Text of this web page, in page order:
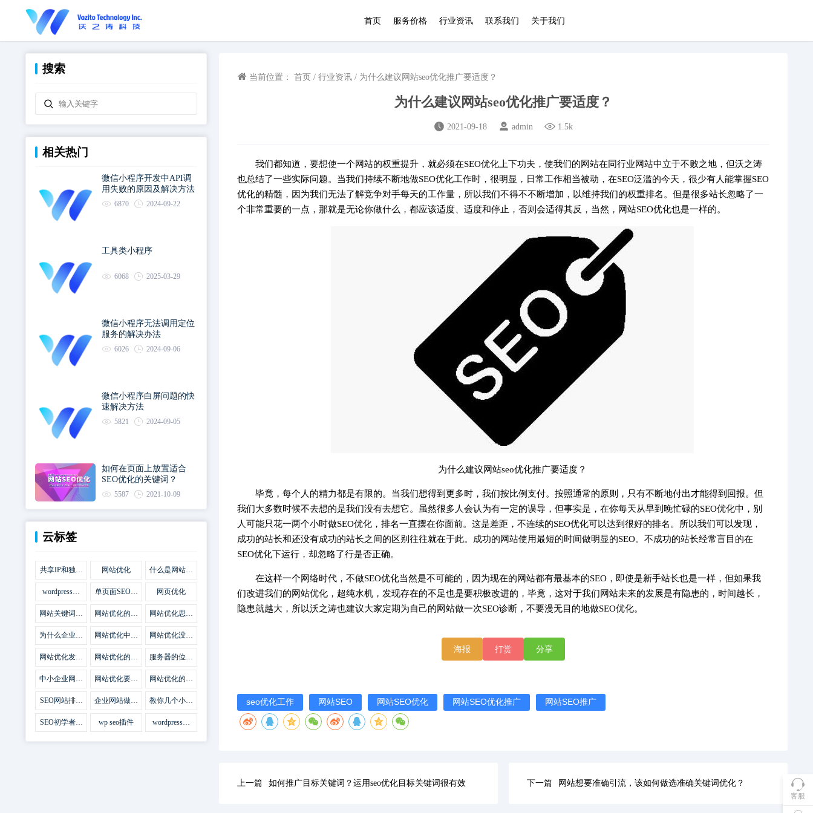
首页 服务价格 行业资讯 联系我们 关于我们
搜索
相关热门
微信小程序开发中API调
用失败的原因及解决方法
6870 2024-09-22
工具类小程序
6068 2025-03-29
微信小程序无法调用定位
服务的解决办法
6026 2024-09-06
微信小程序白屏问题的快
速解决方法
5821 2024-09-05
如何在页面上放置适合
SEO优化的关键词？
5587 2021-10-09
云标签
共享IP和独立
网站优化
什么是网站优
wordpress网
集插件
单页面SEO网
网页优化
网站关键词优
么
网站优化的误
网站优化思路
要
为什么企业网
网站SEO优
网站优化中关
干问题
网站优化没有
味道
网站优化发挥
网站优化的费
服务器的位置
影响
中小企业网站
法
网站优化要不
网站优化的逆
SEO网站排名
法宝
企业网站做好
势
教你几个小技
页优化
SEO初学者，
网站
wp seo插件
wordpress插
当前位置： 首页 / 行业资讯 / 为什么建议网站seo优化推广要适度？
为什么建议网站seo优化推广要适度？
2021-09-18 admin 1.5k
我们都知道，要想使一个网站的权重提升，就必须在SEO优化上下功夫，使我们的网站在同行业网站中立于不败之地，但沃之涛
也总结了一些实际问题。当我们持续不断地做SEO优化工作时，很明显，日常工作相当被动，在SEO泛滥的今天，很少有人能掌握SEO
优化的精髓，因为我们无法了解竞争对手每天的工作量，所以我们不得不不断增加，以维持我们的权重排名。但是很多站长忽略了一
个非常重要的一点，那就是无论你做什么，都应该适度、适度和停止，否则会适得其反，当然，网站SEO优化也是一样的。
为什么建议网站seo优化推广要适度？
毕竟，每个人的精力都是有限的。当我们想得到更多时，我们按比例支付。按照通常的原则，只有不断地付出才能得到回报。但
我们大多数时候不去想的是我们没有去想它。虽然很多人会认为有一定的误导，但事实是，在你每天从早到晚忙碌的SEO优化中，别
人可能只花一两个小时做SEO优化，排名一直摆在你面前。这是差距，不连续的SEO优化可以达到很好的排名。所以我们可以发现，
成功的站长和还没有成功的站长之间的区别往往就在于此。成功的网站使用最短的时间做明显的SEO。不成功的站长经常盲目的在
SEO优化下运行，却忽略了行是否正确。
在这样一个网络时代，不做SEO优化当然是不可能的，因为现在的网站都有最基本的SEO，即使是新手站长也是一样，但如果我
们改进我们的网站优化，超纯水机，发现存在的不足也是要积极改进的，毕竟，这对于我们网站未来的发展是有隐患的，时间越长，
隐患就越大，所以沃之涛也建议大家定期为自己的网站做一次SEO诊断，不要漫无目的地做SEO优化。
海报 打赏 分享
seo优化工作 网站SEO 网站SEO优化 网站SEO优化推广 网站SEO推广
上一篇 如何推广目标关键词？运用seo优化目标关键词很有效 下一篇 网站想要准确引流，该如何做选准确关键词优化？
客服